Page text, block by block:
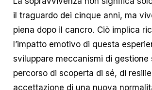
il traguardo dei cinque anni, ma
piena dopo il cancro. Ciò implica
l’impatto emotivo di questa
sviluppare meccanismi di gestione
percorso di scoperta di sé, di
accettazione di una nuova